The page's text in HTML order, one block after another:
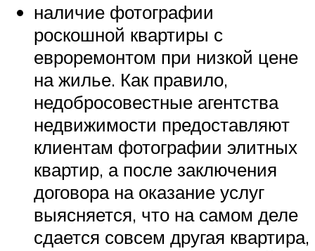
наличие фотографии
роскошной квартиры с
евроремонтом при низкой цене
на жилье. Как правило,
недобросовестные агентства
недвижимости предоставляют
клиентам фотографии элитных
квартир, а после заключения
договора на оказание услуг
выясняется, что на самом деле
сдается совсем другая квартира,